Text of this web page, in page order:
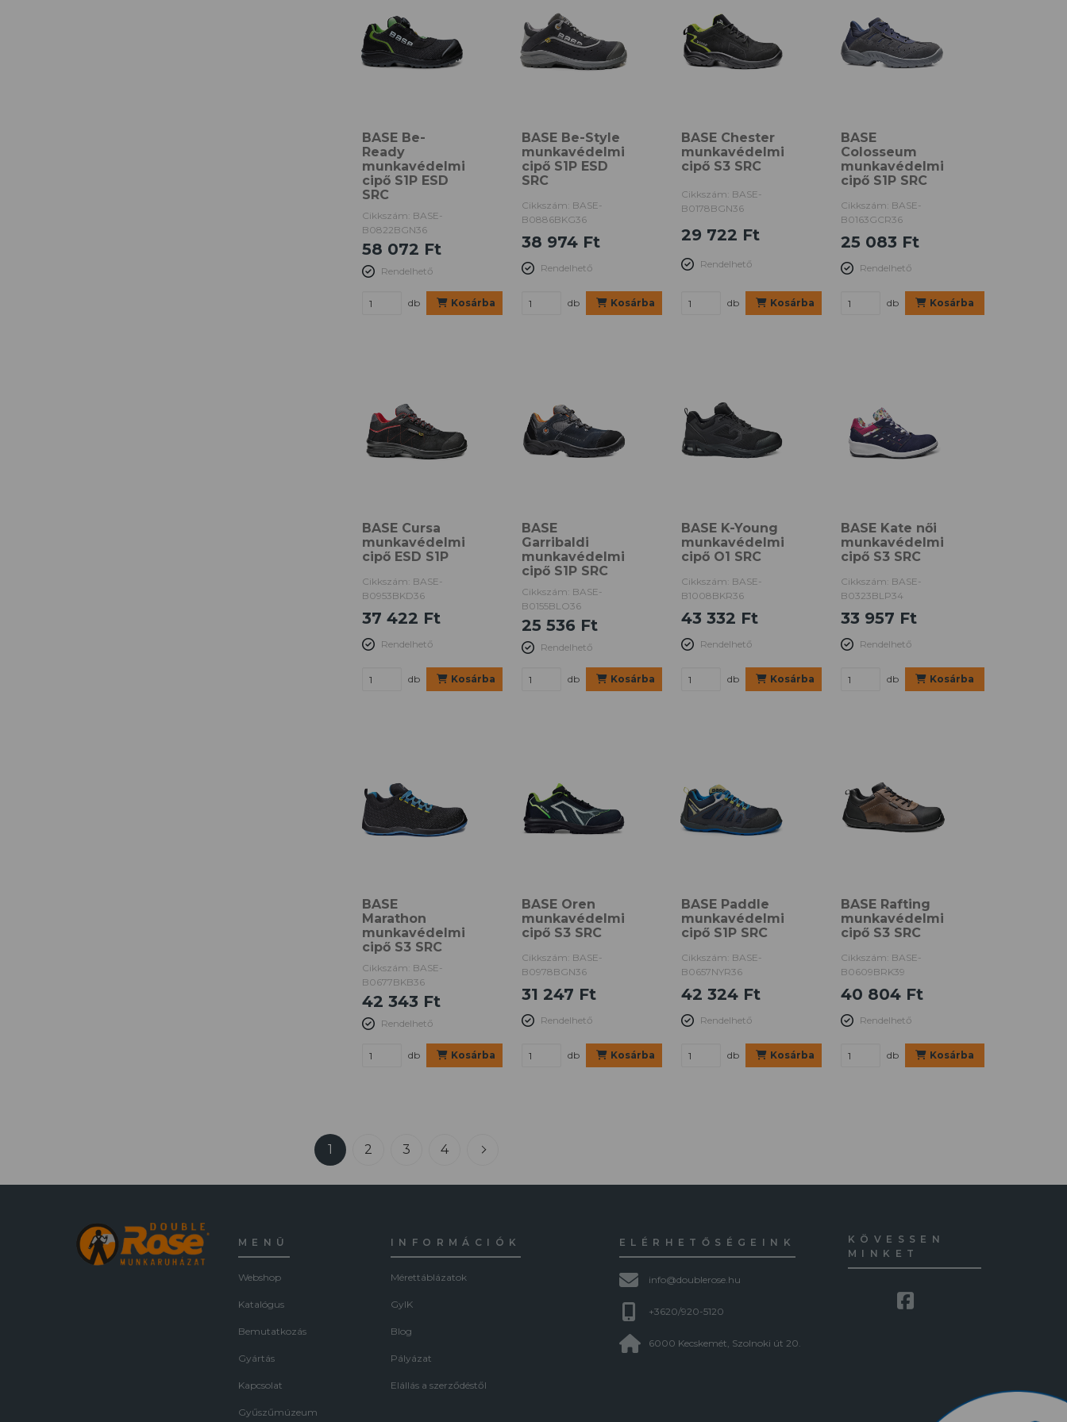
BASE Be-
Ready
munkavédelmi
cipő S1P ESD
SRC
Cikkszám: BASE-
B0822BGN36
58 072 Ft
Rendelhető
db Kosárba
BASE Be-Style
munkavédelmi
cipő S1P ESD
SRC
Cikkszám: BASE-
B0886BKG36
38 974 Ft
Rendelhető
db Kosárba
BASE Chester
munkavédelmi
cipő S3 SRC
Cikkszám: BASE-
B0178BGN36
29 722 Ft
Rendelhető
db Kosárba
BASE
Colosseum
munkavédelmi
cipő S1P SRC
Cikkszám: BASE-
B0163GCR36
25 083 Ft
Rendelhető
db Kosárba
BASE Cursa
munkavédelmi
cipő ESD S1P
Cikkszám: BASE-
B0953BKD36
37 422 Ft
Rendelhető
db Kosárba
BASE
Garribaldi
munkavédelmi
cipő S1P SRC
Cikkszám: BASE-
B0155BLO36
25 536 Ft
Rendelhető
db Kosárba
BASE K-Young
munkavédelmi
cipő O1 SRC
Cikkszám: BASE-
B1008BKR36
43 332 Ft
Rendelhető
db Kosárba
BASE Kate női
munkavédelmi
cipő S3 SRC
Cikkszám: BASE-
B0323BLP34
33 957 Ft
Rendelhető
db Kosárba
BASE
Marathon
munkavédelmi
cipő S3 SRC
Cikkszám: BASE-
B0677BKB36
42 343 Ft
Rendelhető
db Kosárba
BASE Oren
munkavédelmi
cipő S3 SRC
Cikkszám: BASE-
B0978BGN36
31 247 Ft
Rendelhető
db Kosárba
BASE Paddle
munkavédelmi
cipő S1P SRC
Cikkszám: BASE-
B0657NYR36
42 324 Ft
Rendelhető
db Kosárba
BASE Rafting
munkavédelmi
cipő S3 SRC
Cikkszám: BASE-
B0609BRK39
40 804 Ft
Rendelhető
db Kosárba
1 2 3 4
MENÜ
Webshop
Katalógus
Bemutatkozás
Gyártás
Kapcsolat
Gyűszűmúzeum
INFORMÁCIÓK
Mérettáblázatok
GyIK
Blog
Pályázat
Elállás a szerződéstől
ELÉRHETŐSÉGEINK
info@doublerose.hu
+3620/920-5120
6000 Kecskemét, Szolnoki út 20.
KÖVESSEN
MINKET